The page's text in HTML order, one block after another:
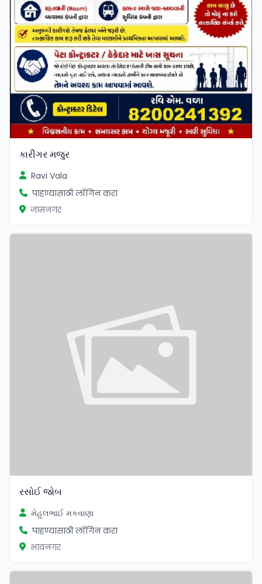
કારીગર મજુર
Ravi Vala
पाहण्यासाठी लॉगिन करा
जामनगर
રસોઈ જોબ
મેહુલભાઈ મકવાણા
पाहण्यासाठी लॉगिन करा
भावनगर